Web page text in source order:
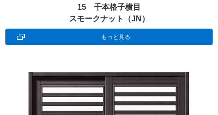
15 千本格子横目
スモークナット（JN）
もっと見る